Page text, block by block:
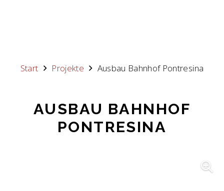
Start Projekte Ausbau Bahnhof Pontresina
AUSBAU BAHNHOF
PONTRESINA